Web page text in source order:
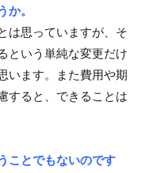
か。
は思っていますが、そ
という単純な変更だけ
います。また費用や期
すると、できることは
ことでもないのです